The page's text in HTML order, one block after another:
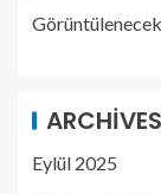
ARCHIVES
Eylül 2025